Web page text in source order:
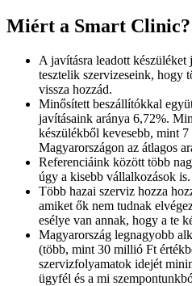
Miért a Smart Clinic?
A javításra leadott készüléket
tesztelik szervizeseink, hogy
vissza hozzád.
Minősített beszállítókkal
javításaink aránya 6,72%.
készülékből kevesebb, mint
Magyarországon az átlagos
Referenciáink között több
úgy a kisebb vállalkozások is.
Több hazai szerviz hozza
amiket ők nem tudnak
esélye van annak, hogy a te
Magyarország legnagyobb
(több, mint 30 millió Ft
szervizfolyamatok idejét
ügyfél és a mi